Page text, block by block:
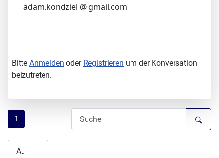
adam.kondziel @ gmail.com
Bitte Anmelden oder Registrieren um der Konversation
beizutreten.
1